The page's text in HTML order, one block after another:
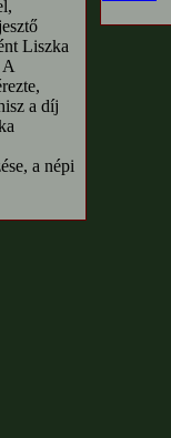
Liszka
a díj
a népi